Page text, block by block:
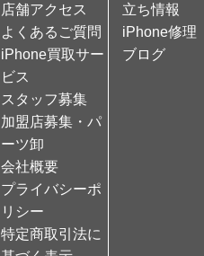
店舗アクセス
よくあるご質問
iPhone買取サー
ビス
スタッフ募集
加盟店募集・パ
ーツ卸
会社概要
プライバシーポ
リシー
特定商取引法に
立ち情報
iPhone修理
ブログ